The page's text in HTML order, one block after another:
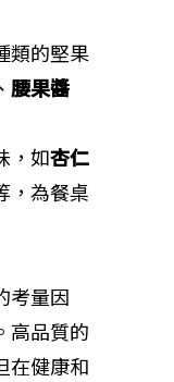
類的堅果
腰果醬
，如杏仁
，為餐桌
考量因
高品質的
在健康和